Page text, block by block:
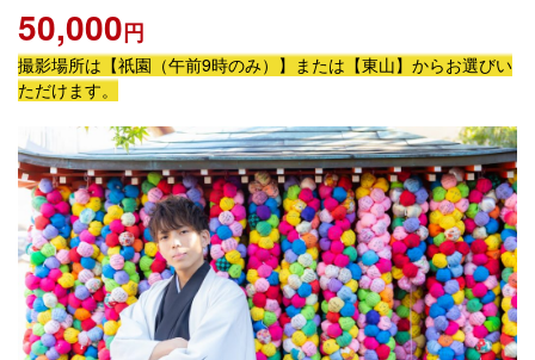
50,000円
撮影場所は【祇園（午前9時のみ）】または【東山】からお選びい
ただけます。